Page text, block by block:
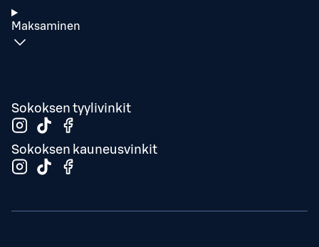
Maksaminen
Sokoksen tyylivinkit
Sokoksen kauneusvinkit